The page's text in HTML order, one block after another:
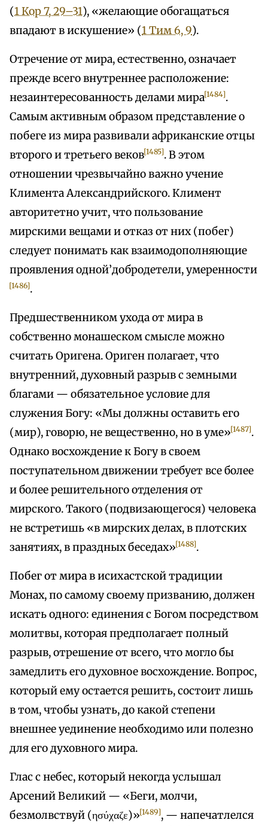
(1 Кор 7, 29–31), «желающие обогащаться
впадают в искушение» (1 Тим 6, 9).
Отречение от мира, естественно, означает
прежде всего внутреннее расположение:
незаинтересованность делами мира[1484].
Самым активным образом представление о
побеге из мира развивали африканские отцы
второго и третьего веков[1485]. В этом
отношении чрезвычайно важно учение
Климента Александрийского. Климент
авторитетно учит, что пользование
мирскими вещами и отказ от них (побег)
следует понимать как взаимодополняющие
проявления одной’добродетели, умеренности
[1486].
Предшественником ухода от мира в
собственно монашеском смысле можно
считать Оригена. Ориген полагает, что
внутренний, духовный разрыв с земными
благами — обязательное условие для
служения Богу: «Мы должны оставить его
(мир), говорю, не вещественно, но в уме»[1487].
Однако восхождение к Богу в своем
поступательном движении требует все более
и более решительного отделения от
мирского. Такого (подвизающегося) человека
не встретишь «в мирских делах, в плотских
занятиях, в праздных беседах»[1488].
Побег от мира в исихастской традиции
Монах, по самому своему призванию, должен
искать одного: единения с Богом посредством
молитвы, которая предполагает полный
разрыв, отрешение от всего, что могло бы
замедлить его духовное восхождение. Вопрос,
который ему остается решить, состоит лишь
в том, чтобы узнать, до какой степени
внешнее уединение необходимо или полезно
для его духовного мира.
Глас с небес, который некогда услышал
Арсений Великий — «Беги, молчи,
безмолвствуй (ησύχαζε)»[1489], — напечатлелся